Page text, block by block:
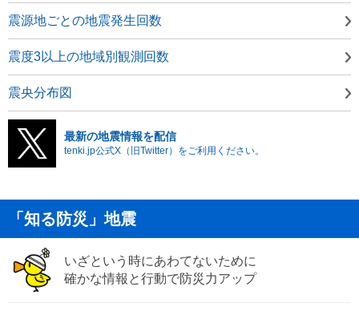
震源地ごとの地震発生回数
震度3以上の地域別観測回数
震央分布図
最新の地震情報を配信
tenki.jp公式X（旧Twitter）をご利用ください。
「知る防災」地震
いざという時にあわてないために
確かな情報と行動で防災力アップ